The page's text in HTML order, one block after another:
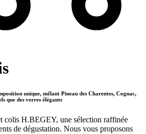
unique, mêlant Pineau des Charentes, Cognac,
que des verres élégants
colis H.BEGEY, une sélection raffinée
de dégustation. Nous vous proposons